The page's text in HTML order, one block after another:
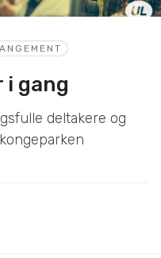
i gang
deltakere og